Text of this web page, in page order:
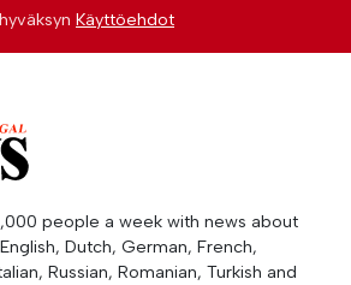
Käyttöehdot
people a week with news about
Dutch, German, French,
Russian, Romanian, Turkish and